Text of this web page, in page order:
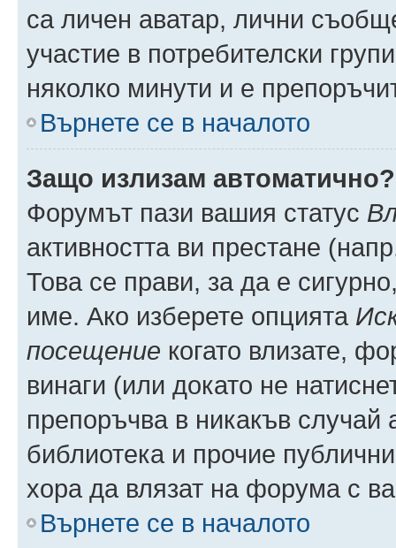
са личен аватар, лични
участие в потребителски
няколко минути и е
Върнете се в началото
Защо излизам автоматично?
Форумът пази вашия статус
активността ви престане
Това се прави, за да е
име. Ако изберете опцията
посещение когато влизате,
винаги (или докато не
препоръчва в никакъв случай
библиотека и прочие
хора да влязат на форума с
Върнете се в началото